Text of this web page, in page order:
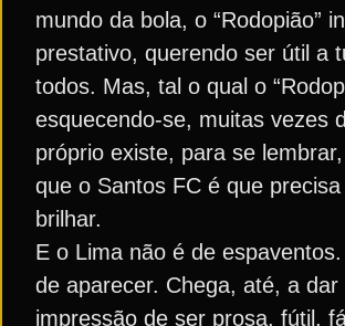
mundo da bola, o “Rodopião”
prestativo, querendo ser útil a
todos. Mas, tal o qual o
esquecendo-se, muitas vezes
próprio existe, para se
que o Santos FC é que
brilhar.
E o Lima não é de
de aparecer. Chega, até, a dar
impressão de ser prosa, fútil,